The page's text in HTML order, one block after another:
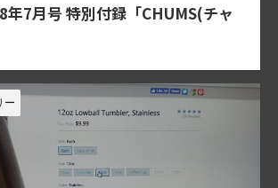
年7月号 特別付録「CHUMS(チャ
ー